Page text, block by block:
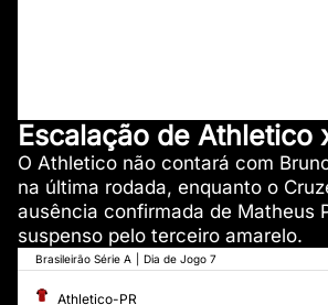
Escalação de Athletico
O Athletico não contará com
na última rodada, enquanto o
ausência confirmada de Matheus
suspenso pelo terceiro amarelo.
Brasileirão Série A Dia de Jogo 7
Athletico-PR